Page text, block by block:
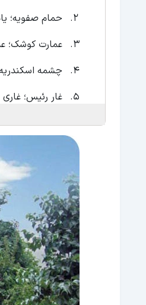
حمام صفویه؛
عمارت کوشک؛
چشمه
غار رئیس؛
نکات مهم قبل از